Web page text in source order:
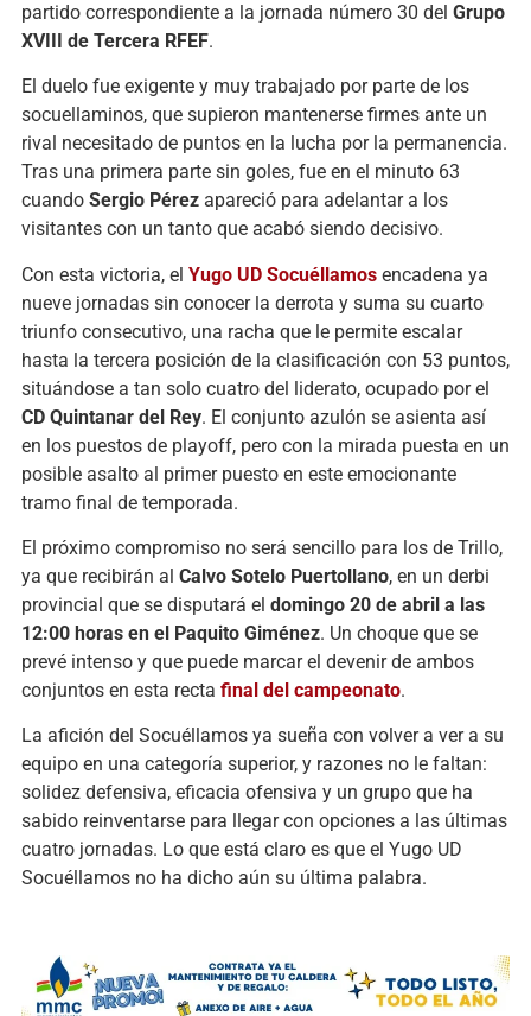
partido correspondiente a la jornada número 30 del Grupo
XVIII de Tercera RFEF.
El duelo fue exigente y muy trabajado por parte de los
socuellaminos, que supieron mantenerse firmes ante un
rival necesitado de puntos en la lucha por la permanencia.
Tras una primera parte sin goles, fue en el minuto 63
cuando Sergio Pérezapareció para adelantar a los
visitantes con un tanto que acabó siendo decisivo.
Con esta victoria, el Yugo UD Socuéllamosencadena ya
nueve jornadas sin conocer la derrota y suma su cuarto
triunfo consecutivo, una racha que le permite escalar
hasta la tercera posición de la clasificación con 53 puntos,
situándose a tan solo cuatro del liderato, ocupado por el
CD Quintanar del Rey. El conjunto azulón se asienta así
en los puestos de playoff, pero con la mirada puesta en un
posible asalto al primer puesto en este emocionante
tramo final de temporada.
El próximo compromiso no será sencillo para los de Trillo,
ya que recibirán al Calvo Sotelo Puertollano, en un derbi
provincial que se disputará el domingo 20 de abril a las
12:00 horas en el Paquito Giménez. Un choque que se
prevé intenso y que puede marcar el devenir de ambos
conjuntos en esta recta final del campeonato.
La afición del Socuéllamos ya sueña con volver a ver a su
equipo en una categoría superior, y razones no le faltan:
solidez defensiva, eficacia ofensiva y un grupo que ha
sabido reinventarse para llegar con opciones a las últimas
cuatro jornadas. Lo que está claro es que el Yugo UD
Socuéllamos no ha dicho aún su última palabra.